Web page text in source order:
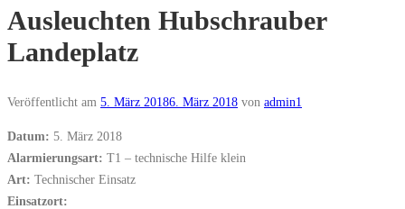
Ausleuchten Hubschrauber
Landeplatz
Veröffentlicht am 5. März 20186. März 2018 von admin1
Datum: 5. März 2018
Alarmierungsart: T1 – technische Hilfe klein
Art: Technischer Einsatz
Einsatzort: